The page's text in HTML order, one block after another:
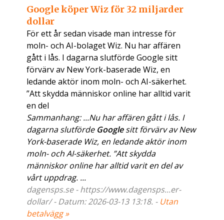
Google köper Wiz för 32 miljarder
dollar
För ett år sedan visade man intresse för
moln- och AI-bolaget Wiz. Nu har affären
gått i lås. I dagarna slutförde Google sitt
förvärv av New York-baserade Wiz, en
ledande aktör inom moln- och AI-säkerhet.
”Att skydda människor online har alltid varit
en del
Sammanhang: ...Nu har affären gått i lås. I
dagarna slutförde Googlesitt förvärv av New
York-baserade Wiz, en ledande aktör inom
moln- och AI-säkerhet. ”Att skydda
människor online har alltid varit en del av
vårt uppdrag. ...
dagensps.se - https://www.dagensps...er-
dollar/ - Datum: 2026-03-13 13:18. - Utan
betalvägg »